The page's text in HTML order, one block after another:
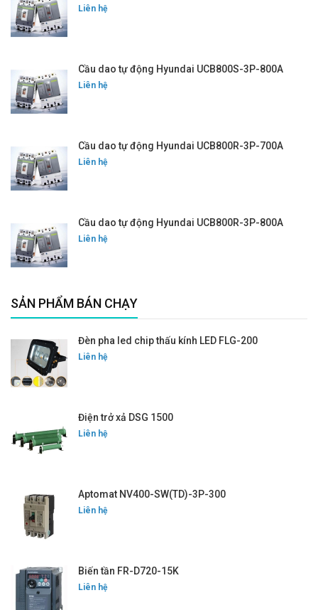
Liên hệ
Cầu dao tự động Hyundai UCB800S-3P-800A
Liên hệ
Cầu dao tự động Hyundai UCB800R-3P-700A
Liên hệ
Cầu dao tự động Hyundai UCB800R-3P-800A
Liên hệ
SẢN PHẨM BÁN CHẠY
Đèn pha led chip thấu kính LED FLG-200
Liên hệ
Điện trở xả DSG 1500
Liên hệ
Aptomat NV400-SW(TD)-3P-300
Liên hệ
Biến tần FR-D720-15K
Liên hệ